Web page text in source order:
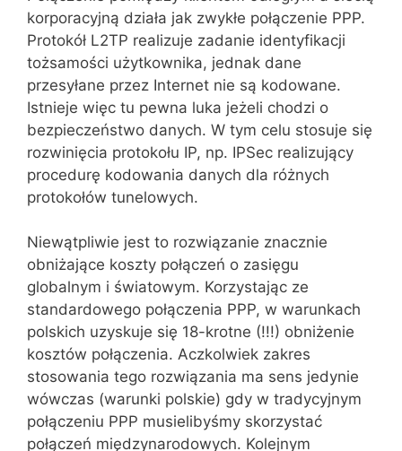
korporacyjną działa jak zwykłe połączenie PPP.
Protokół L2TP realizuje zadanie identyfikacji
tożsamości użytkownika, jed‌nak dane
przesyłane przez Internet nie są kodowane.
Istnieje więc tu pewna luka jeżeli chodzi o
bezpieczeństwo danych. W tym celu stosuje się
rozwinięcia protokołu IP, np. IPSec realizujący
procedurę kodowania danych dla różnych
protokołów tunelowych.
Niewątpliwie jest to rozwiązanie znacznie
obniżające koszty połączeń o zasięgu
globalnym i światowym. Korzystając ze
standardowego połączenia PPP, w warunkach
polskich uzyskuje się 18-krotne (!!!) obniżenie
kosztów połączenia. Aczkolwiek zakres
stosowania tego rozwiązania ma sens jedynie
wówczas (warunki polskie) gdy w tradycyjnym
połączeniu PPP musielibyśmy skorzystać
połączeń międzynarodowych. Kolejnym